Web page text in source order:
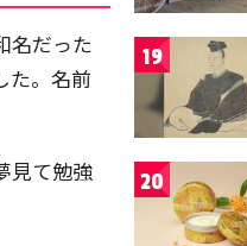
名だった
た。名前
見て勉強
19
20